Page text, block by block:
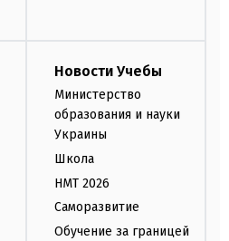
Новости Учебы
Министерство
образования и науки
Украины
Школа
НМТ 2026
Саморазвитие
Обучение за границей